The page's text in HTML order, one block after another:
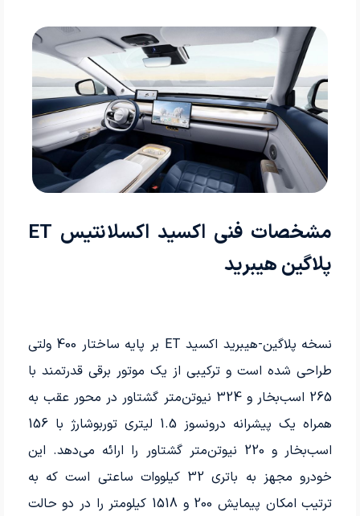
مشخصات فنی اکسید اکسلانتیس ET
پلاگین هیبرید
نسخه پلاگین-هیبرید اکسید ET بر پایه ساختار 400 ولتی
طراحی شده است و ترکیبی از یک موتور برقی قدرتمند با
265 اسب‌­بخار و 324 نیوتن‌متر گشتاور در محور عقب به
همراه یک پیشرانه درونسوز 1.5 لیتری توربوشارژ با 156
اسب‌­بخار و 220 نیوتن‌متر گشتاور را ارائه می‌دهد. این
خودرو مجهز به باتری 32 کیلووات ساعتی است که به
ترتیب امکان پیمایش 200 و 1518 کیلومتر را در دو حالت